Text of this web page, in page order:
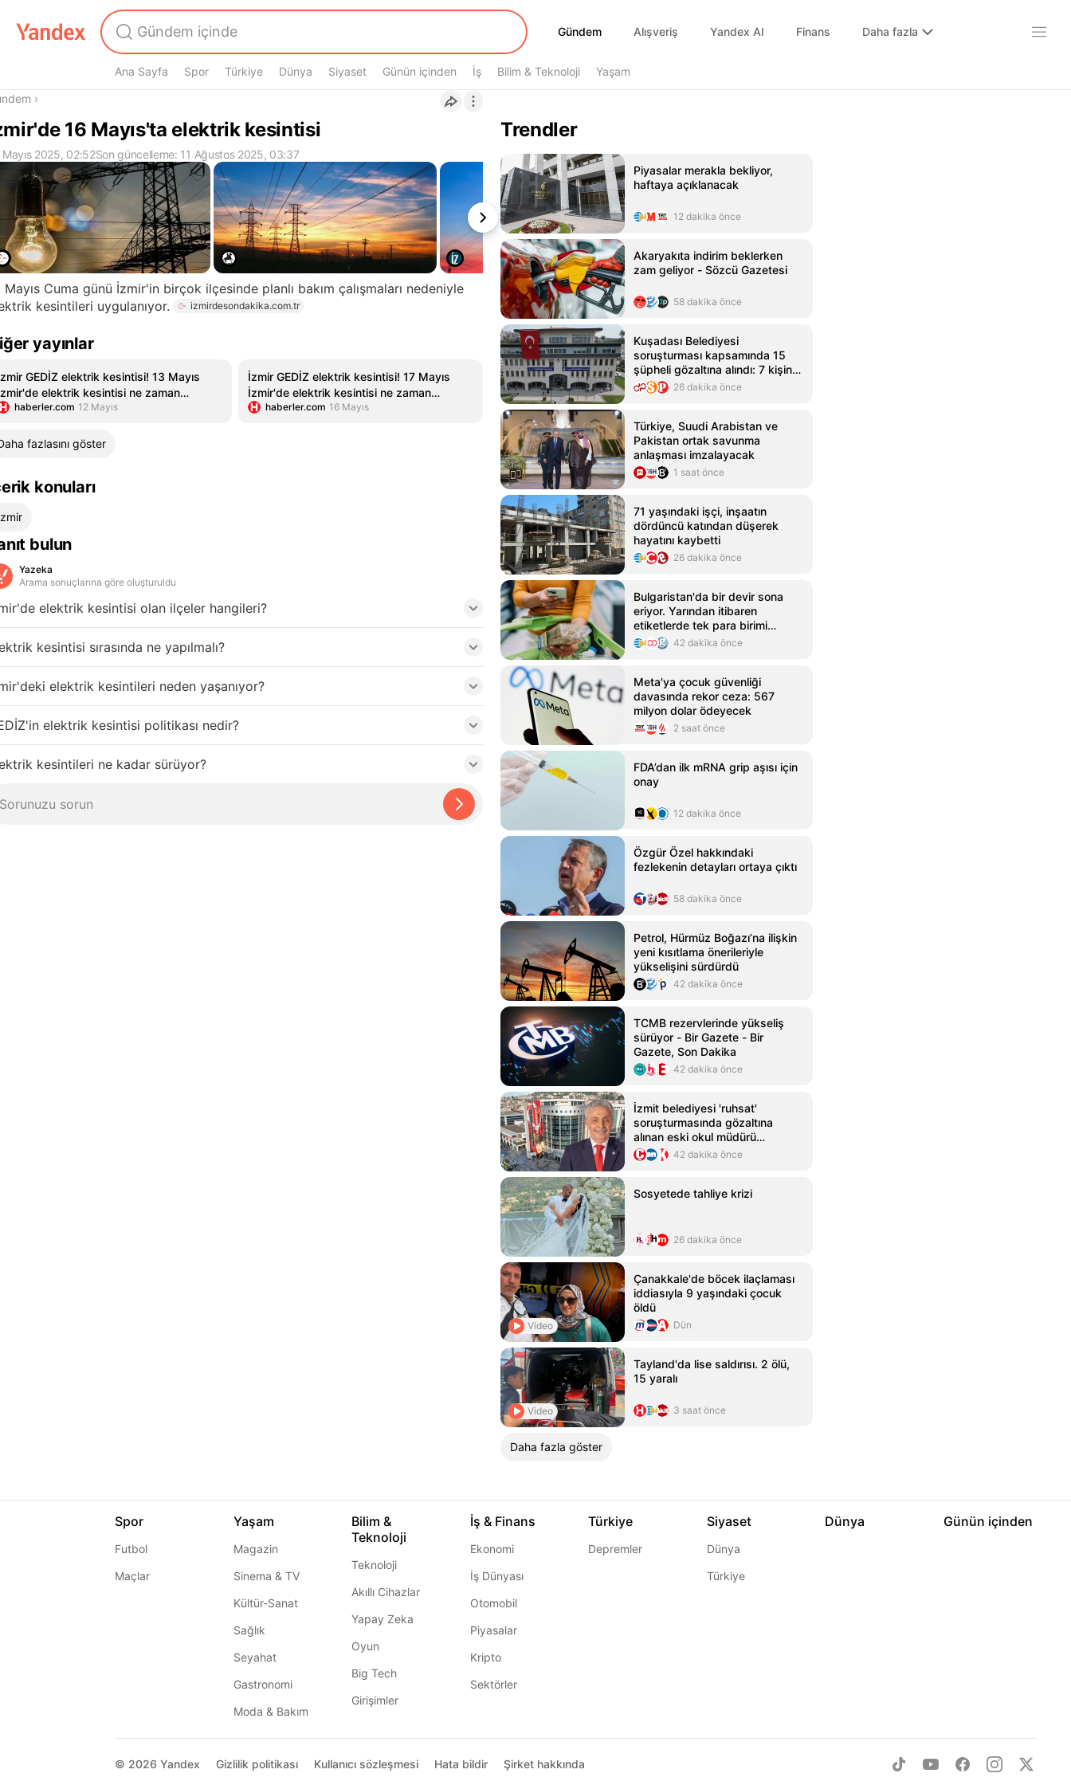
Gündem
Gündem Alışveriş Yandex AI Finans Daha fazla
Ana Sayfa Spor Türkiye Dünya Siyaset Günün içinden İş Bilim & Teknoloji Yaşam
›
16 Mayıs'ta elektrik kesintisi
Mayıs 2025, 02:52Son güncelleme: 11 Ağustos 2025, 03:37
Mayıs Cuma günü İzmir'in birçok ilçesinde planlı bakım çalışmaları nedeniyle
kesintileri uygulanıyor.
izmirdesondakika.com.tr
yayınlar
GEDİZ elektrik kesintisi! 13 Mayıs
elektrik kesintisi ne zaman
elektrikler ne zama...
haberler.com 12 Mayıs
İzmir GEDİZ elektrik kesintisi! 17 Mayıs
İzmir'de elektrik kesintisi ne zaman
bitecek, elektrikler ne zama...
haberler.com 16 Mayıs
fazlasını göster
konuları
bulun
Yazeka
Arama sonuçlarına göre oluşturuldu
elektrik kesintisi olan ilçeler hangileri?
kesintisi sırasında ne yapılmalı?
elektrik kesintileri neden yaşanıyor?
elektrik kesintisi politikası nedir?
kesintileri ne kadar sürüyor?
Trendler
Piyasalar merakla bekliyor,
haftaya açıklanacak
12 dakika önce
Akaryakıta indirim beklerken
zam geliyor - Sözcü Gazetesi
58 dakika önce
Kuşadası Belediyesi
soruşturması kapsamında 15
şüpheli gözaltına alındı: 7 kişinin
araması devam ediyor
26 dakika önce
Türkiye, Suudi Arabistan ve
Pakistan ortak savunma
anlaşması imzalayacak
1 saat önce
71 yaşındaki işçi, inşaatın
dördüncü katından düşerek
hayatını kaybetti
26 dakika önce
Bulgaristan'da bir devir sona
eriyor. Yarından itibaren
etiketlerde tek para birimi
dönemi başlıyor
42 dakika önce
Meta'ya çocuk güvenliği
davasında rekor ceza: 567
milyon dolar ödeyecek
2 saat önce
FDA’dan ilk mRNA grip aşısı için
onay
12 dakika önce
Özgür Özel hakkındaki
fezlekenin detayları ortaya çıktı
58 dakika önce
Petrol, Hürmüz Boğazı’na ilişkin
yeni kısıtlama önerileriyle
yükselişini sürdürdü
42 dakika önce
TCMB rezervlerinde yükseliş
sürüyor - Bir Gazete - Bir
Gazete, Son Dakika
42 dakika önce
İzmit belediyesi 'ruhsat'
soruşturmasında gözaltına
alınan eski okul müdürü
tutuklandı!42 dakika önce
Sosyetede tahliye krizi
26 dakika önce
Video
Çanakkale'de böcek ilaçlaması
iddiasıyla 9 yaşındaki çocuk
öldü
Dün
Video
Tayland'da lise saldırısı. 2 ölü,
15 yaralı
3 saat önce
Daha fazla göster
Spor
Futbol
Maçlar
Yaşam
Magazin
Sinema & TV
Kültür-Sanat
Sağlık
Seyahat
Gastronomi
Moda & Bakım
Bilim &
Teknoloji
Teknoloji
Akıllı Cihazlar
Yapay Zeka
Oyun
Big Tech
Girişimler
İş & Finans
Ekonomi
İş Dünyası
Otomobil
Piyasalar
Kripto
Sektörler
Türkiye
Depremler
Siyaset
Dünya
Türkiye
Dünya Günün içinden
© 2026 Yandex Gizlilik politikası Kullanıcı sözleşmesi Hata bildir Şirket hakkında